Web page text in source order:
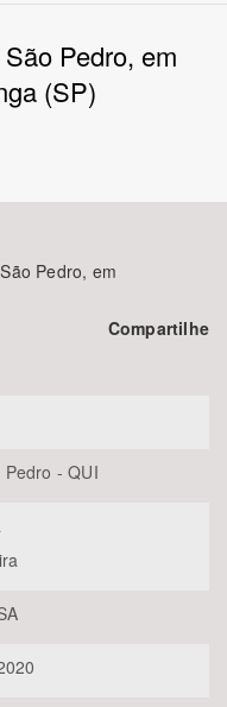
Pedro, em
(SP)
Pedro, em
Compartilhe
- QUI